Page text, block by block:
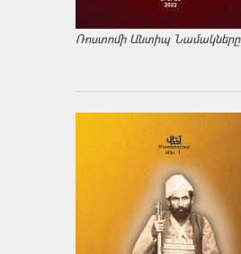
Ռոստոմի Անտիպ Նամակները